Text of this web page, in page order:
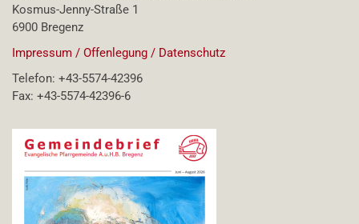
Kosmus-Jenny-Straße 1
6900 Bregenz
Impressum / Offenlegung / Datenschutz
Telefon: +43-5574-42396
Fax: +43-5574-42396-6